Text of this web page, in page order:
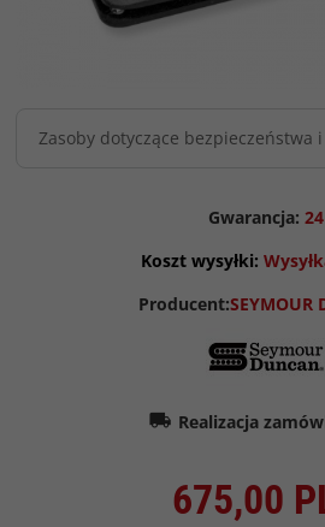
Zasoby dotyczące bezpieczeństwa
Gwarancja: 24
Koszt wysyłki:
Producent:SEYMOUR
Realizacja
675,00